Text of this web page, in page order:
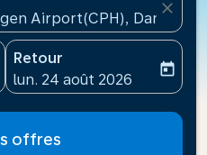
Airport(CPH), Danemark
close
aria-label
Retour
fc-booking-return-date-
lun. 24 août 2026
today
offres